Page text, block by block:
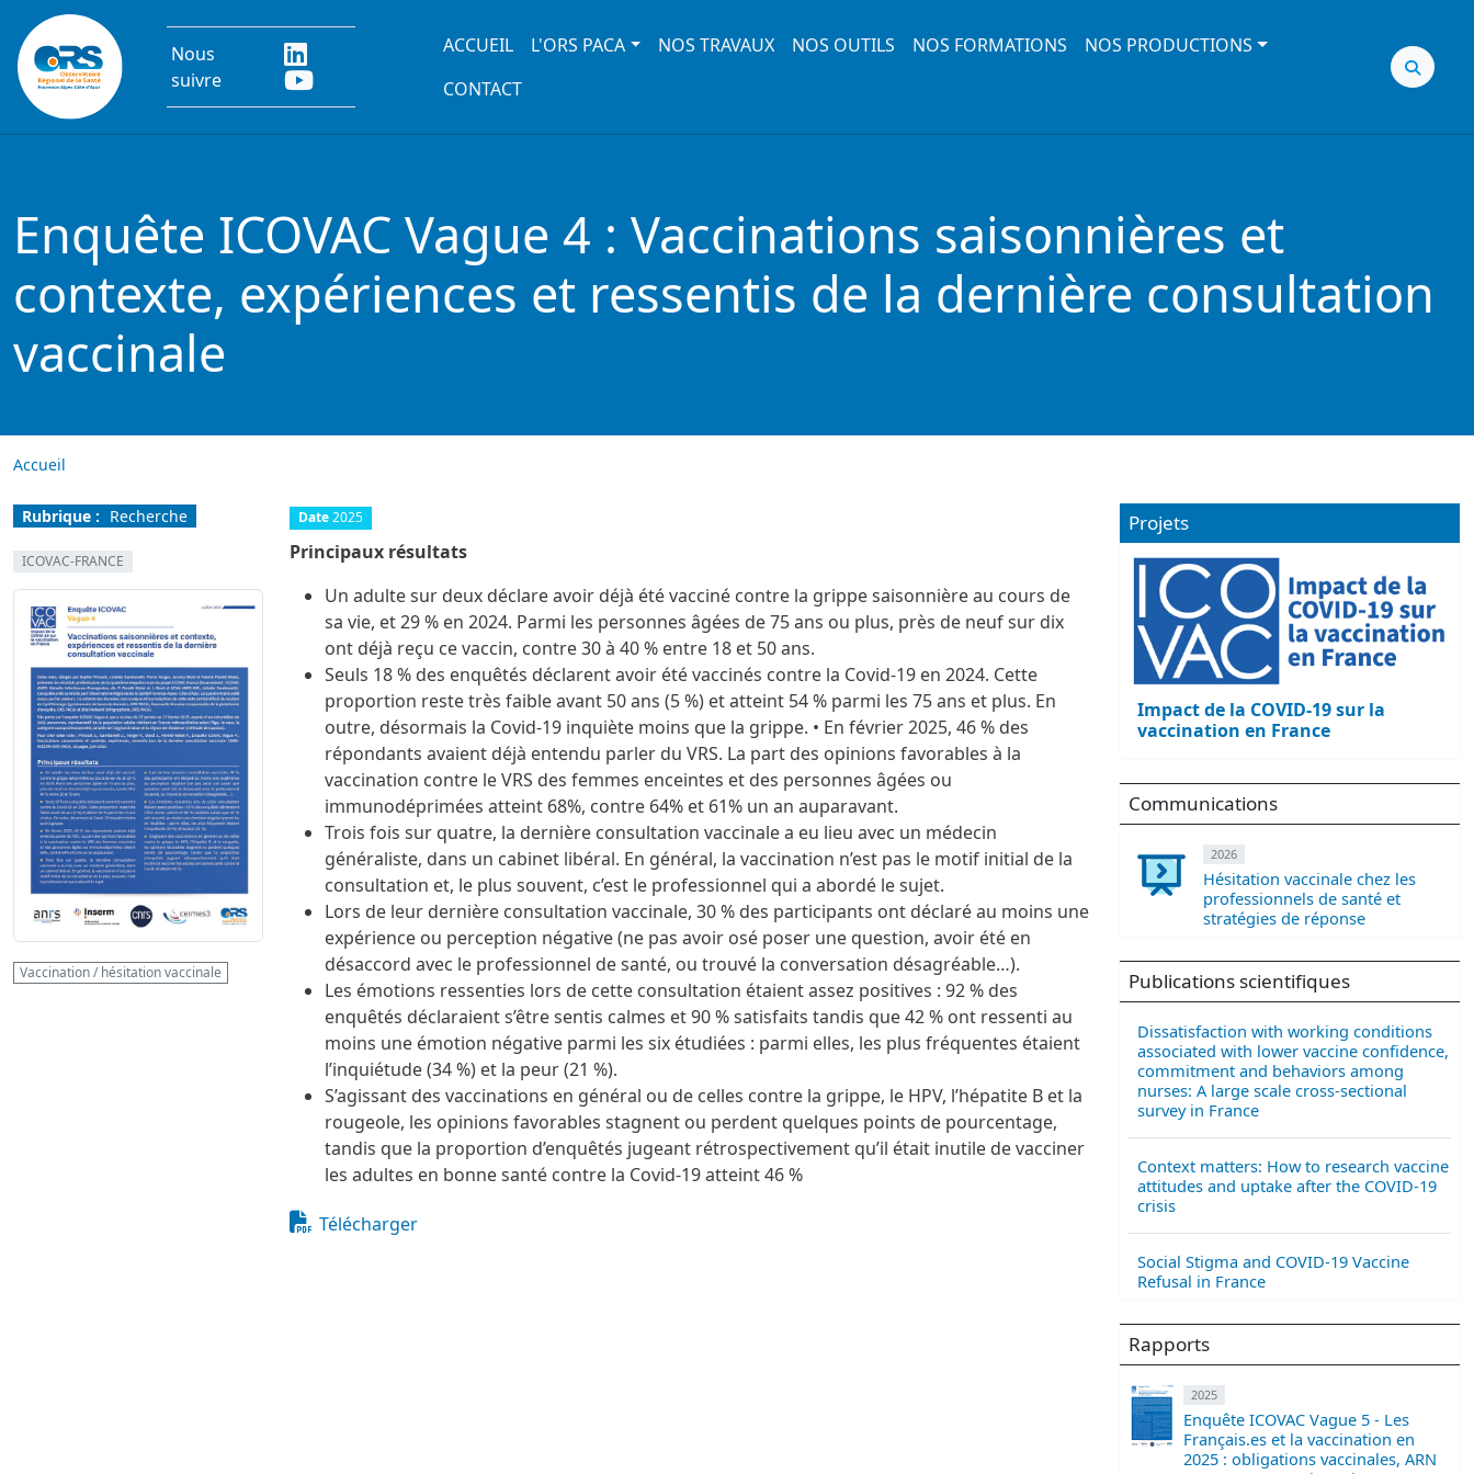
Aller au contenu principal
Nous
suivre
Main navigation
ACCUEIL L'ORS PACA NOS TRAVAUX NOS OUTILS NOS FORMATIONS
NOS PRODUCTIONS
CONTACT
Enquête ICOVAC Vague 4 : Vaccinations saisonnières et
contexte, expériences et ressentis de la dernière consultation
vaccinale
Accueil
Rubrique : Recherche
ICOVAC-FRANCE
Image
Image
Vaccination / hésitation vaccinale
Date2025
Principaux résultats
Un adulte sur deux déclare avoir déjà été vacciné contre la grippe saisonnière au cours de
sa vie, et 29 % en 2024. Parmi les personnes âgées de 75 ans ou plus, près de neuf sur dix
ont déjà reçu ce vaccin, contre 30 à 40 % entre 18 et 50 ans.
Seuls 18 % des enquêtés déclarent avoir été vaccinés contre la Covid-19 en 2024. Cette
proportion reste très faible avant 50 ans (5 %) et atteint 54 % parmi les 75 ans et plus. En
outre, désormais la Covid-19 inquiète moins que la grippe. • En février 2025, 46 % des
répondants avaient déjà entendu parler du VRS. La part des opinions favorables à la
vaccination contre le VRS des femmes enceintes et des personnes âgées ou
immunodéprimées atteint 68%, contre 64% et 61% un an auparavant.
Trois fois sur quatre, la dernière consultation vaccinale a eu lieu avec un médecin
généraliste, dans un cabinet libéral. En général, la vaccination n’est pas le motif initial de la
consultation et, le plus souvent, c’est le professionnel qui a abordé le sujet.
Lors de leur dernière consultation vaccinale, 30 % des participants ont déclaré au moins une
expérience ou perception négative (ne pas avoir osé poser une question, avoir été en
désaccord avec le professionnel de santé, ou trouvé la conversation désagréable…).
Les émotions ressenties lors de cette consultation étaient assez positives : 92 % des
enquêtés déclaraient s’être sentis calmes et 90 % satisfaits tandis que 42 % ont ressenti au
moins une émotion négative parmi les six étudiées : parmi elles, les plus fréquentes étaient
l’inquiétude (34 %) et la peur (21 %).
S’agissant des vaccinations en général ou de celles contre la grippe, le HPV, l’hépatite B et la
rougeole, les opinions favorables stagnent ou perdent quelques points de pourcentage,
tandis que la proportion d’enquêtés jugeant rétrospectivement qu’il était inutile de vacciner
les adultes en bonne santé contre la Covid-19 atteint 46 %
Document
Télécharger
Projets
Impact de la COVID-19 sur la
vaccination en France
Communications
2026
Hésitation vaccinale chez les
professionnels de santé et
stratégies de réponse
Publications scientifiques
Dissatisfaction with working conditions
associated with lower vaccine confidence,
commitment and behaviors among
nurses: A large scale cross-sectional
survey in France
Context matters: How to research vaccine
attitudes and uptake after the COVID-19
crisis
Social Stigma and COVID-19 Vaccine
Refusal in France
Rapports
2025
Enquête ICOVAC Vague 5 - Les
Français.es et la vaccination en
2025 : obligations vaccinales, ARN